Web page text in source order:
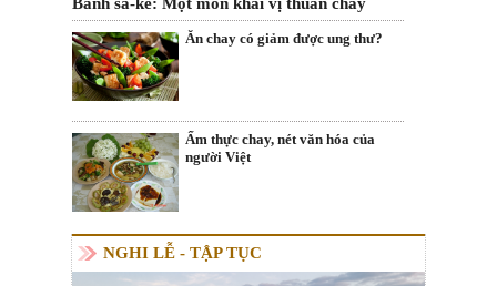
Ăn chay có giảm được ung thư?
Ẩm thực chay, nét văn hóa của
người Việt
NGHI LỄ - TẬP TỤC